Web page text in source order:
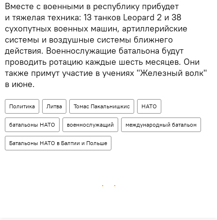
Вместе с военными в республику прибудет
и тяжелая техника: 13 танков Leopard 2 и 38
сухопутных военных машин, артиллерийские
системы и воздушные системы ближнего
действия. Военнослужащие батальона будут
проводить ротацию каждые шесть месяцев. Они
также примут участие в учениях "Железный волк"
в июне.
Политика Литва Томас Пакальнишкис НАТО
батальоны НАТО военнослужащий международный батальон
Батальоны НАТО в Балтии и Польше